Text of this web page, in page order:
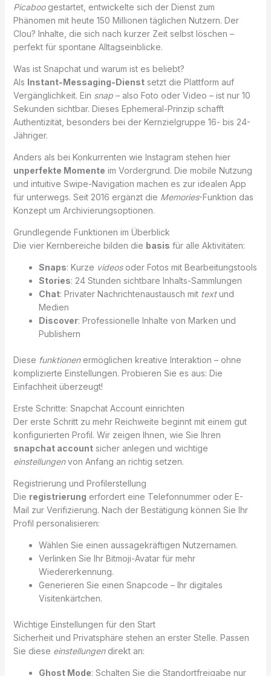
Picaboogestartet, entwickelte sich der Dienst zum
Phänomen mit heute 150 Millionen täglichen Nutzern. Der
Clou? Inhalte, die sich nach kurzer Zeit selbst löschen –
perfekt für spontane Alltagseinblicke.
Was ist Snapchat und warum ist es beliebt?
Als Instant-Messaging-Dienstsetzt die Plattform auf
Vergänglichkeit. Ein snap– also Foto oder Video – ist nur 10
Sekunden sichtbar. Dieses Ephemeral-Prinzip schafft
Authentizität, besonders bei der Kernzielgruppe 16- bis 24-
Jähriger.
Anders als bei Konkurrenten wie Instagram stehen hier
unperfekte Momente im Vordergrund. Die mobile Nutzung
und intuitive Swipe-Navigation machen es zur idealen App
für unterwegs. Seit 2016 ergänzt die Memories-Funktion das
Konzept um Archivierungsoptionen.
Grundlegende Funktionen im Überblick
Die vier Kernbereiche bilden die basis für alle Aktivitäten:
Snaps: Kurze videosoder Fotos mit Bearbeitungstools
Stories: 24 Stunden sichtbare Inhalts-Sammlungen
Chat: Privater Nachrichtenaustausch mit textund
Medien
Discover: Professionelle Inhalte von Marken und
Publishern
Diese funktionenermöglichen kreative Interaktion – ohne
komplizierte Einstellungen. Probieren Sie es aus: Die
Einfachheit überzeugt!
Erste Schritte: Snapchat Account einrichten
Der erste Schritt zu mehr Reichweite beginnt mit einem gut
konfigurierten Profil. Wir zeigen Ihnen, wie Sie Ihren
snapchat accountsicher anlegen und wichtige
einstellungenvon Anfang an richtig setzen.
Registrierung und Profilerstellung
Die registrierung erfordert eine Telefonnummer oder E-
Mail zur Verifizierung. Nach der Bestätigung können Sie Ihr
Profil personalisieren:
Wählen Sie einen aussagekräftigen Nutzernamen.
Verlinken Sie Ihr Bitmoji-Avatar für mehr
Wiedererkennung.
Generieren Sie einen Snapcode – Ihr digitales
Visitenkärtchen.
Wichtige Einstellungen für den Start
Sicherheit und Privatsphäre stehen an erster Stelle. Passen
Sie diese einstellungendirekt an:
Ghost Mode: Schalten Sie die Standortfreigabe nur